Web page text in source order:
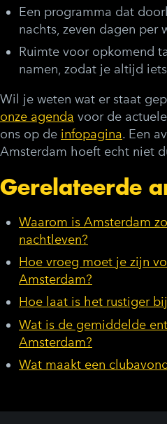
Een programma dat
nachts, zeven dagen per
Ruimte voor opkomend
namen, zodat je altijd
Wil je weten wat er staat
onze agenda voor de
ons op de infopagina. Een
Amsterdam hoeft echt niet
Gerelateerde
Waarom is Amsterdam
nachtleven?
Hoe vroeg moet je zijn
Amsterdam?
Hoe laat is het rustiger
Wat is de gemiddelde
Amsterdam?
Wat maakt een